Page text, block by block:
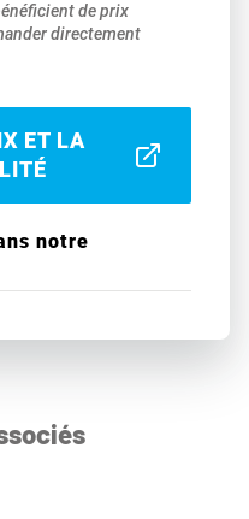
de prix
directement
ET LA
notre